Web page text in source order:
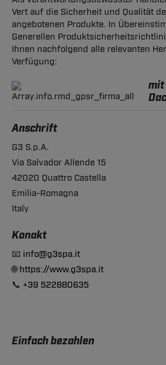
Vert auf die Sicherheit und Qualität
angebotenen Produkte. In
Generellen
Ihnen nachfolgend alle relevanten
Verfügung:
Anschrift
G3 S.p.A.
Via Salvador Allende 15
42020 Quattro Castella
Emilia-Romagna
Italy
Konakt
📧 info@g3spa.it
🌐https://www.g3spa.it
📞 +39 522880635
Einfach bezahlen